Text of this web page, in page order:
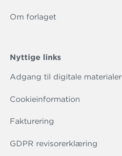
Om forlaget
Nyttige links
Adgang til digitale materialer
Cookieinformation
Fakturering
GDPR revisorerklæring